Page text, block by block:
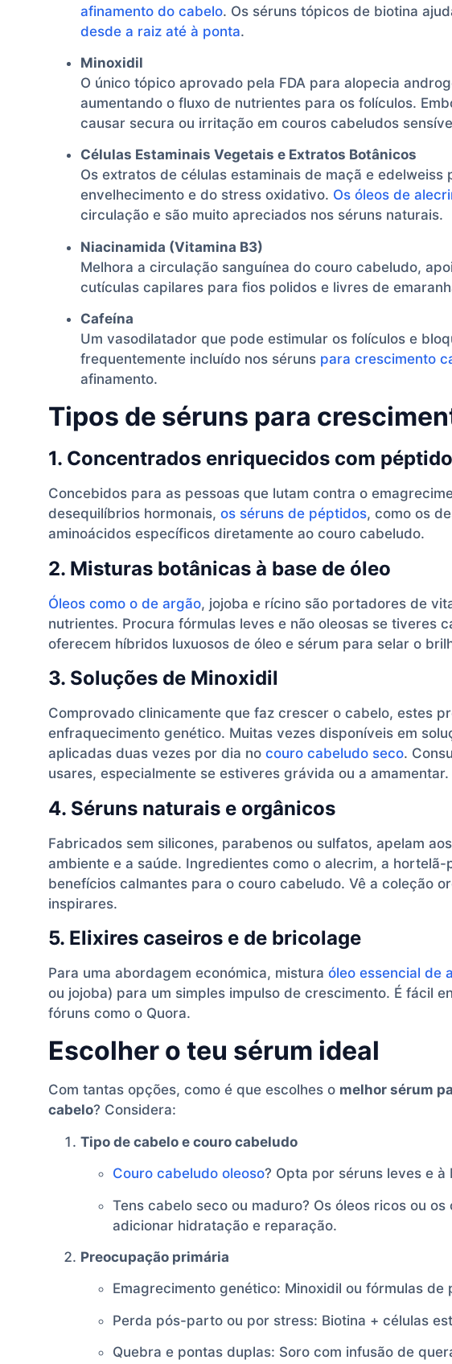
afinamento do cabelo. Os séruns tópicos de biotina
desde a raiz até à ponta.
Minoxidil
O único tópico aprovado pela FDA para alopecia
aumentando o fluxo de nutrientes para os folículos.
causar secura ou irritação em couros cabeludos
Células Estaminais Vegetais e Extratos Botânicos
Os extratos de células estaminais de maçã e edelweiss
envelhecimento e do stress oxidativo. Os óleos de
circulação e são muito apreciados nos séruns naturais.
Niacinamida (Vitamina B3)
Melhora a circulação sanguínea do couro cabeludo,
cutículas capilares para fios polidos e livres de
Cafeína
Um vasodilatador que pode estimular os folículos e
frequentemente incluído nos séruns para crescimento
afinamento.
Tipos de séruns para
1. Concentrados enriquecidos com
Concebidos para as pessoas que lutam contra o
desequilíbrios hormonais, os séruns de péptidos, como os
aminoácidos específicos diretamente ao couro cabeludo.
2. Misturas botânicas à base de óleo
Óleos como o de argão, jojoba e rícino são portadores de
nutrientes. Procura fórmulas leves e não oleosas se tiveres
oferecem híbridos luxuosos de óleo e sérum para selar o
3. Soluções de Minoxidil
Comprovado clinicamente que faz crescer o cabelo, estes
enfraquecimento genético. Muitas vezes disponíveis em
aplicadas duas vezes por dia no couro cabeludo seco.
usares, especialmente se estiveres grávida ou a amamentar.
4. Séruns naturais e orgânicos
Fabricados sem silicones, parabenos ou sulfatos, apelam
ambiente e a saúde. Ingredientes como o alecrim, a
benefícios calmantes para o couro cabeludo. Vê a coleção
inspirares.
5. Elixires caseiros e de bricolage
Para uma abordagem económica, mistura óleo essencial de
ou jojoba) para um simples impulso de crescimento. É fácil
fóruns como o Quora.
Escolher o teu sérum ideal
Com tantas opções, como é que escolhes o melhor sérum
cabelo? Considera:
Tipo de cabelo e couro cabeludo
Couro cabeludo oleoso? Opta por séruns leves e à
Tens cabelo seco ou maduro? Os óleos ricos ou
adicionar hidratação e reparação.
Preocupação primária
Emagrecimento genético: Minoxidil ou fórmulas de
Perda pós-parto ou por stress: Biotina + células
Quebra e pontas duplas: Soro com infusão de